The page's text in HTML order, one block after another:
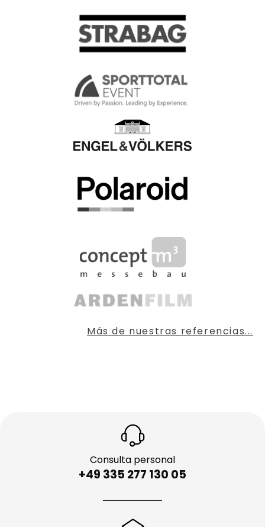
Más de nuestras referencias...
Consulta personal
+49 335 277 130 05